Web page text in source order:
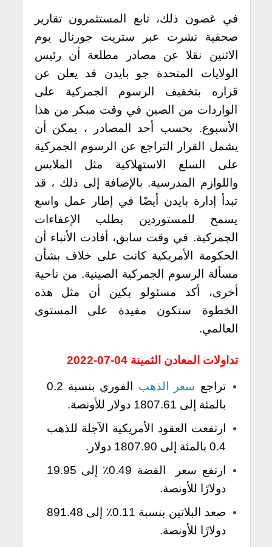
في غضون ذلك، تابع المستثمرون تقارير
صحفية نشرت عبر ستريت جورنال يوم
الاثنين نقلا عن مصادر مطلعة أن رئيس
الولايات المتحدة جو بايدن قد يعلن عن
قراره بتخفيف الرسوم الجمركية على
الواردات من الصين في وقت مبكر من هذا
الأسبوع. بحسب أحد المصادر ، يمكن أن
يشمل القرار التراجع عن الرسوم الجمركية
على السلع الاستهلاكية مثل الملابس
واللوازم المدرسية. بالإضافة إلى ذلك ، قد
تبدأ إدارة بايدن أيضًا في إطار عمل واسع
يسمح للمستوردين بطلب الإعفاءات
الجمركية. في وقت سابق، أفادت الأنباء أن
الحكومة الأمريكية كانت على خلاف بشأن
مسألة الرسوم الجمركية الصينية. من ناحية
أخرى، أكد مسئولو بكين أن مثل هذه
الخطوة ستكون مفيدة على المستوى
العالمي.
تداولات المعادن الثمينة 04-07-2022
تراجع سعر الذهب
الفوري بنسبة 0.2
بالمئة إلى 1807.61 دولار للأونصة.
ارتفعت العقود الأمريكية الآجلة للذهب
0.4 بالمئة إلى 1807.90 دولار.
ارتفع سعر الفضة 0.49٪ إلى 19.95
دولارًا للأونصة.
صعد البلاتين بنسبة 0.11٪ إلى 891.48
دولارًا للأونصة.